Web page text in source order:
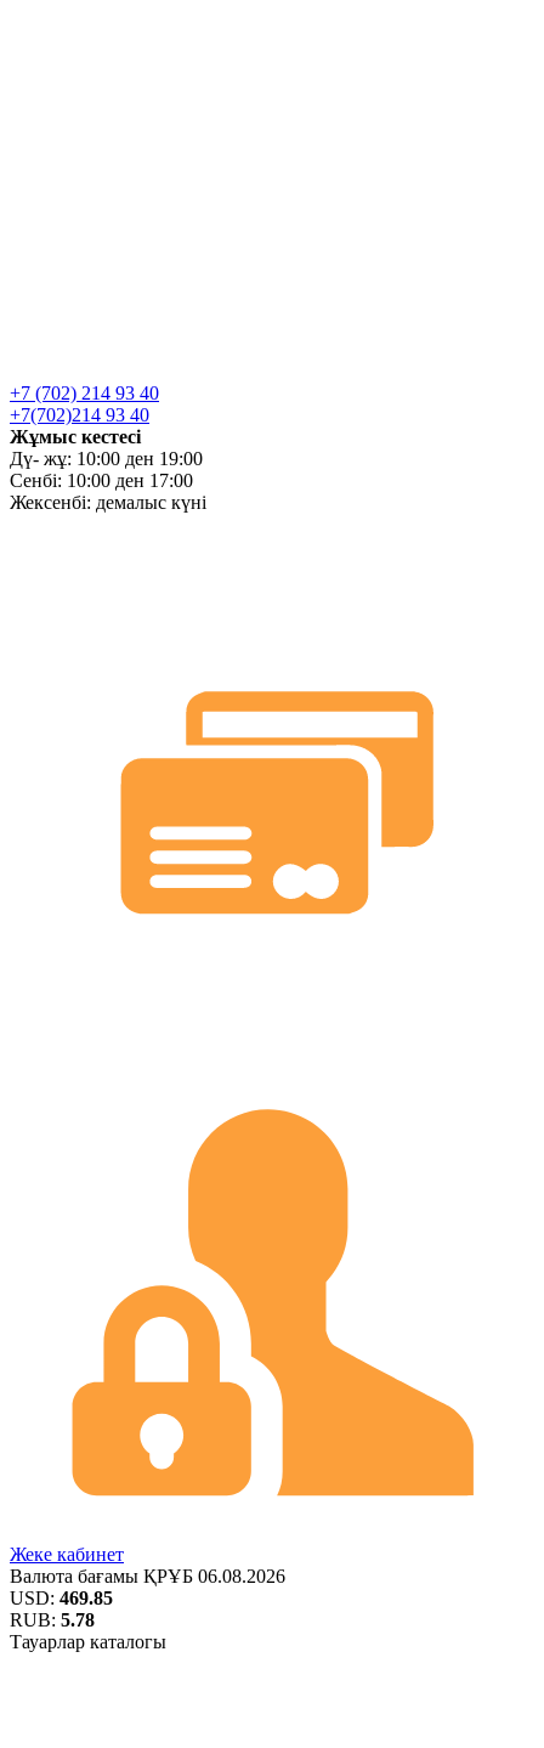
+7 (702) 214 93 40
+7(702)214 93 40
Жұмыс кестесі
Дү- жұ: 10:00 ден 19:00
Сенбі: 10:00 ден 17:00
Жексенбі: демалыс күні
Жеке кабинет
Валюта бағамы ҚРҰБ 06.08.2026
USD: 469.85
RUB: 5.78
Тауарлар каталогы